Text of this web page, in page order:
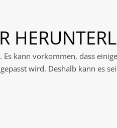
kann vorkommen, dass
wird. Deshalb kann es